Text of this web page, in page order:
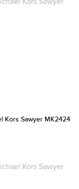
Kors Sawyer MK2424